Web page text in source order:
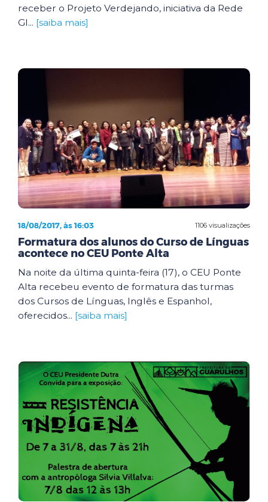
receber o Projeto Verdejando, iniciativa da Rede
Gl... [saiba mais]
1106 visualizações
18/08/2017, às 16:03
Formatura dos alunos do Curso de Línguas
acontece no CEU Ponte Alta
Na noite da última quinta-feira (17), o CEU Ponte
Alta recebeu evento de formatura das turmas
dos Cursos de Línguas, Inglês e Espanhol,
oferecidos... [saiba mais]